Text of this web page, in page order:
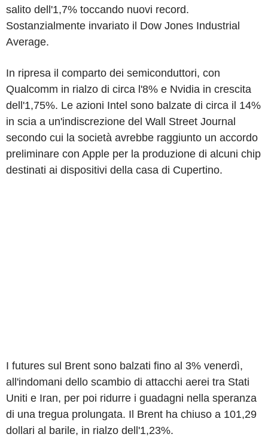
salito dell'1,7% toccando nuovi record.
Sostanzialmente invariato il Dow Jones Industrial
Average.
In ripresa il comparto dei semiconduttori, con
Qualcomm in rialzo di circa l'8% e Nvidia in crescita
dell'1,75%. Le azioni Intel sono balzate di circa il 14%
in scia a un'indiscrezione del Wall Street Journal
secondo cui la società avrebbe raggiunto un accordo
preliminare con Apple per la produzione di alcuni chip
destinati ai dispositivi della casa di Cupertino.
I futures sul Brent sono balzati fino al 3% venerdì,
all'indomani dello scambio di attacchi aerei tra Stati
Uniti e Iran, per poi ridurre i guadagni nella speranza
di una tregua prolungata. Il Brent ha chiuso a 101,29
dollari al barile, in rialzo dell'1,23%.